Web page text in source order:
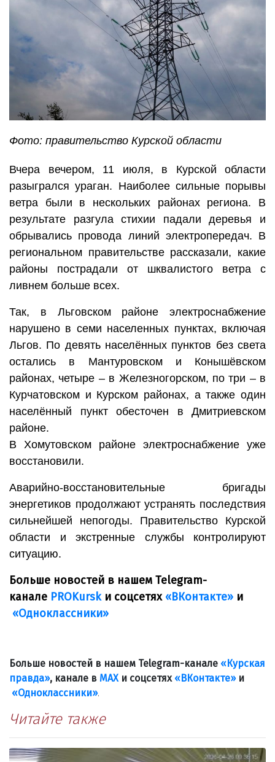
Фото: правительство Курской области
Вчера вечером, 11 июля, в Курской области
разыгрался ураган. Наиболее сильные порывы
ветра были в нескольких районах региона. В
результате разгула стихии падали деревья и
обрывались провода линий электропередач. В
региональном правительстве рассказали, какие
районы пострадали от шквалистого ветра с
ливнем больше всех.
Так, в Льговском районе электроснабжение
нарушено в семи населенных пунктах, включая
Льгов. По девять населённых пунктов без света
остались в Мантуровском и Конышёвском
районах, четыре – в Железногорском, по три – в
Курчатовском и Курском районах, а также один
населённый пункт обесточен в Дмитриевском
районе.
В Хомутовском районе электроснабжение уже
восстановили.
Аварийно-восстановительные бригады
энергетиков продолжают устранять последствия
сильнейшей непогоды. Правительство Курской
области и экстренные службы контролируют
ситуацию.
Больше новостей в нашем Telegram-
канале PROKurskи соцсетях «ВКонтакте» и
«Одноклассники»
Больше новостей в нашем Telegram-канале «Курская
правда», канале в МАХ и соцсетях «ВКонтакте»и
«Одноклассники».
Читайте также